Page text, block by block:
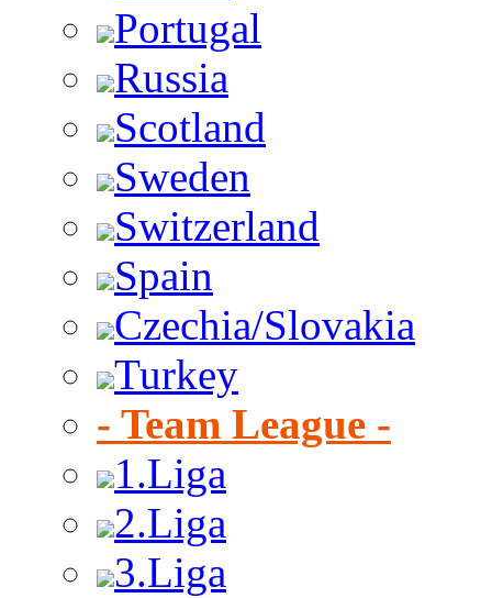
Portugal
Russia
Scotland
Sweden
Switzerland
Spain
Czechia/Slovakia
Turkey
- Team League -
1.Liga
2.Liga
3.Liga